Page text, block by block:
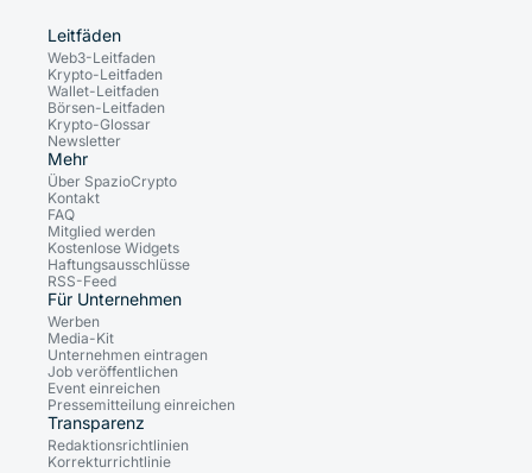
Leitfäden
Web3-Leitfaden
Krypto-Leitfaden
Wallet-Leitfaden
Börsen-Leitfaden
Krypto-Glossar
Newsletter
Mehr
Über SpazioCrypto
Kontakt
FAQ
Mitglied werden
Kostenlose Widgets
Haftungsausschlüsse
RSS-Feed
Für Unternehmen
Werben
Media-Kit
Unternehmen eintragen
Job veröffentlichen
Event einreichen
Pressemitteilung einreichen
Transparenz
Redaktionsrichtlinien
Korrekturrichtlinie